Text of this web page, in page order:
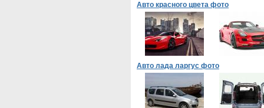
Авто красного цвета фото
Авто лада ларгус фото